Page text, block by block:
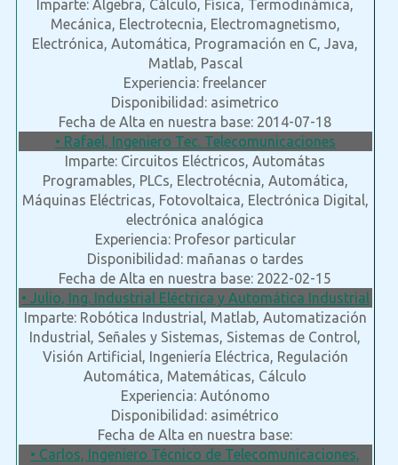
Imparte: Álgebra, Cálculo, Física, Termodinámica,
Mecánica, Electrotecnia, Electromagnetismo,
Electrónica, Automática, Programación en C, Java,
Matlab, Pascal
Experiencia: freelancer
Disponibilidad: asimetrico
Fecha de Alta en nuestra base: 2014-07-18
• Rafael, Ingeniero Tec. Telecomunicaciones
Imparte: Circuitos Eléctricos, Automátas
Programables, PLCs, Electrotécnia, Automática,
Máquinas Eléctricas, Fotovoltaica, Electrónica Digital,
electrónica analógica
Experiencia: Profesor particular
Disponibilidad: mañanas o tardes
Fecha de Alta en nuestra base: 2022-02-15
• Julio, Ing. Industrial Eléctrica y Automática Industrial
Imparte: Robótica Industrial, Matlab, Automatización
Industrial, Señales y Sistemas, Sistemas de Control,
Visión Artificial, Ingeniería Eléctrica, Regulación
Automática, Matemáticas, Cálculo
Experiencia: Autónomo
Disponibilidad: asimétrico
Fecha de Alta en nuestra base:
• Carlos, Ingeniero Técnico de Telecomunicaciones,